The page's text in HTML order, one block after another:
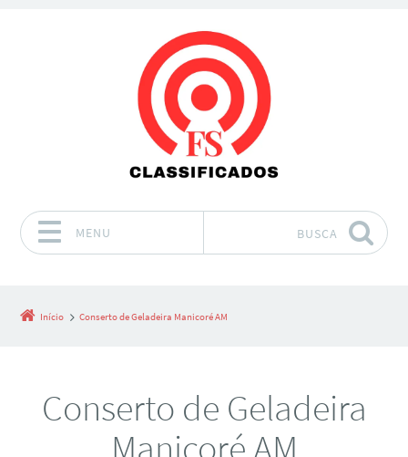
MENU BUSCA
Início Conserto de Geladeira Manicoré AM
Conserto de Geladeira
Manicoré AM